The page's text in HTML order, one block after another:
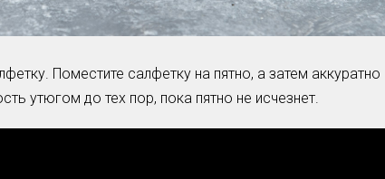
Поместите салфетку на пятно, а затем аккуратно
утюгом до тех пор, пока пятно не исчезнет.